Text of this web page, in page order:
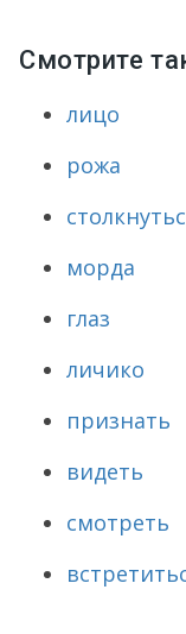
Смотрите
лицо
рожа
морда
глаз
личико
признать
видеть
смотреть